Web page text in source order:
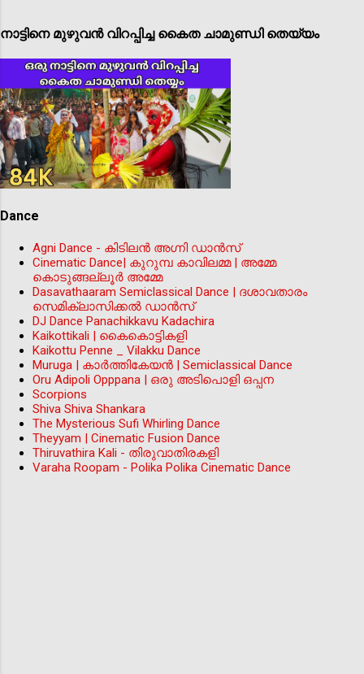
നാട്ടിനെ മുഴുവൻ വിറപ്പിച്ച കൈത ചാമുണ്ഡി തെയ്യം
Dance
Agni Dance - കിടിലന്‍ അഗ്നി ഡാൻസ്
Cinematic Dance| കുറുമ്പ കാവിലമ്മ | അമ്മേ
കൊടുങ്ങല്ലൂർ അമ്മേ
Dasavathaaram Semiclassical Dance | ദശാവതാരം
സെമിക്ലാസിക്കൽ ഡാൻസ്
DJ Dance Panachikkavu Kadachira
Kaikottikali | കൈകൊട്ടികളി
Kaikottu Penne _ Vilakku Dance
Muruga | കാർത്തികേയൻ | Semiclassical Dance
Oru Adipoli Opppana | ഒരു അടിപൊളി ഒപ്പന
Scorpions
Shiva Shiva Shankara
The Mysterious Sufi Whirling Dance
Theyyam | Cinematic Fusion Dance
Thiruvathira Kali - തിരുവാതിരകളി
Varaha Roopam - Polika Polika Cinematic Dance